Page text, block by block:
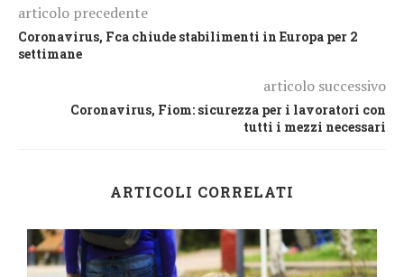
articolo precedente
Coronavirus, Fca chiude stabilimenti in Europa per 2
settimane
articolo successivo
Coronavirus, Fiom: sicurezza per i lavoratori con
tutti i mezzi necessari
ARTICOLI CORRELATI